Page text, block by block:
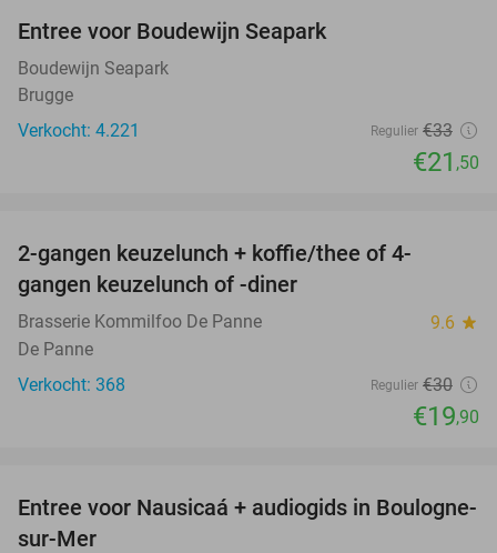
Entree voor Boudewijn Seapark
Boudewijn Seapark
Brugge
Verkocht: 4.221
Regulier €33
€21 ,50
2-gangen keuzelunch + koffie/thee of 4-
gangen keuzelunch of -diner
Brasserie Kommilfoo De Panne 9.6 star
De Panne
Verkocht: 368
Regulier €30
€19,90
27%
Entree voor Nausicaá + audiogids in Boulogne-
sur-Mer